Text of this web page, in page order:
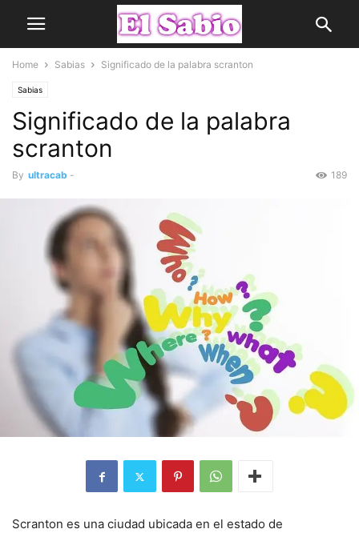
Home Sabias Significado de la palabra scranton
Sabias
Significado de la palabra
scranton
By ultracab - 189
Scranton es una ciudad ubicada en el estado de